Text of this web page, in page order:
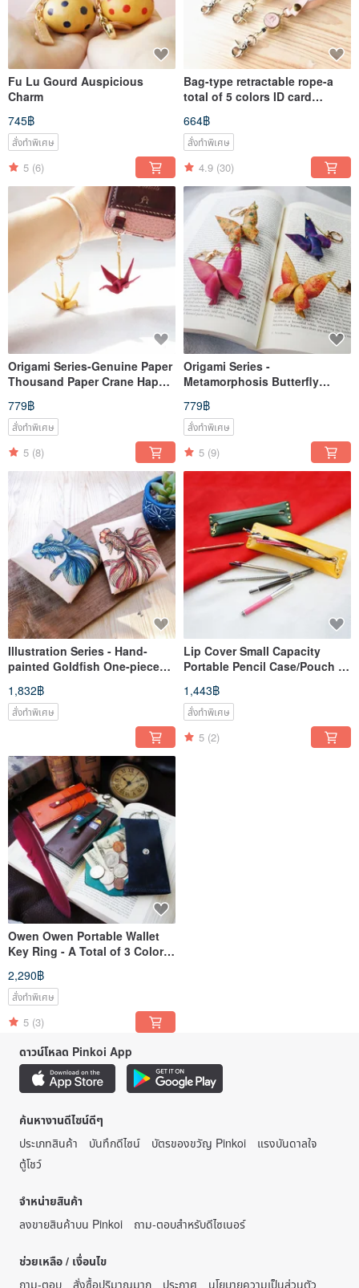
Fu Lu Gourd Auspicious
Charm
745฿
สั่งทำพิเศษ
5 (6)
Bag-type retractable rope-a
total of 5 colors ID card
set/easy card/card set
664฿
สั่งทำพิเศษ
4.9 (30)
Origami Series-Genuine Paper
Thousand Paper Crane Happy
Mobile Phone Strap (One)-
Total 8 Colors
779฿
สั่งทำพิเศษ
5 (8)
Origami Series -
Metamorphosis Butterfly
Charm Keychain - Unique
Series
779฿
สั่งทำพิเศษ
5 (9)
Illustration Series - Hand-
painted Goldfish One-piece
Coin Purse/Card Holder
(Upright Type) Totally 2 Colors
New
1,832฿
สั่งทำพิเศษ
Lip Cover Small Capacity
Portable Pencil Case/Pouch -
8 Colors Available - Gift
Option
1,443฿
สั่งทำพิเศษ
5 (2)
Owen Owen Portable Wallet
Key Ring - A Total of 3 Color
2,290฿
สั่งทำพิเศษ
5 (3)
ดาวน์โหลด Pinkoi App
ค้นหางานดีไซน์ดีๆ
ประเภทสินค้า
บันทึกดีไซน์ บัตรของขวัญ Pinkoi
แรงบันดาลใจ
ตู้โชว์
จำหน่ายสินค้า
ลงขายสินค้าบน Pinkoi
ถาม-ตอบสำหรับดีไซเนอร์
ช่วยเหลือ / เงื่อนไข
ถาม-ตอบ
สั่งซื้อปริมาณมาก ประกาศ นโยบายความเป็นส่วนตัว